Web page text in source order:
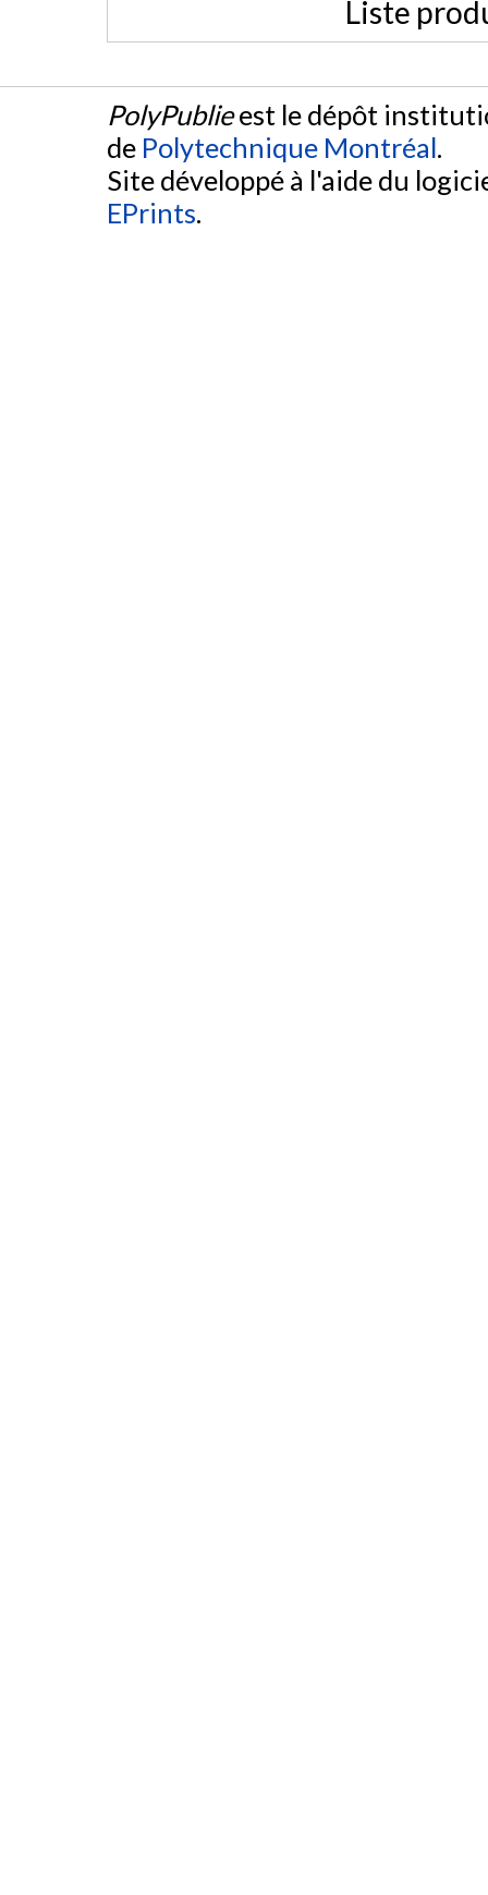
Liste
PolyPublieest le dépôt
de Polytechnique Montréal.
Site développé à l'aide du
EPrints.